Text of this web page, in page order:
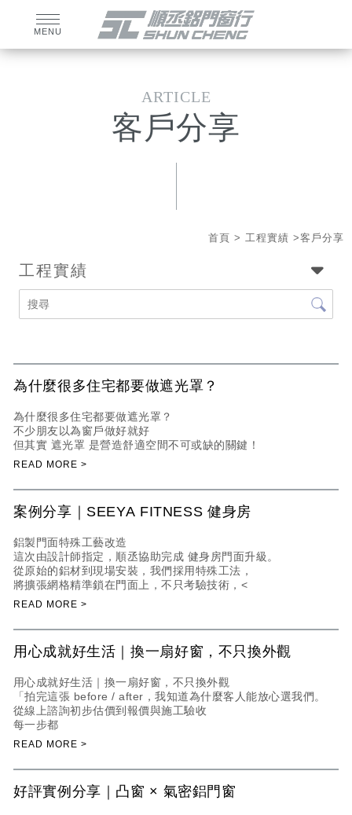
客戶分享
首頁 > 工程實績 >客戶分享
工程實績
為什麼很多住宅都要做遮光罩？
為什麼很多住宅都要做遮光罩？
不少朋友以為窗戶做好就好
但其實 遮光罩 是營造舒適空間不可或缺的關鍵！
案例分享｜SEEYA FITNESS 健身房
鋁製門面特殊工藝改造
這次由設計師指定，順丞協助完成 健身房門面升級。
從原始的鋁材到現場安裝，我們採用特殊工法，
將擴張網格精準鎖在門面上，不只考驗技術，<
用心成就好生活｜換一扇好窗，不只換外觀
用心成就好生活｜換一扇好窗，不只換外觀
「拍完這張 before / after，我知道為什麼客人能放心選我們。
從線上諮詢初步估價到報價與施工驗收
每一步都
好評實例分享｜凸窗 × 氣密鋁門窗